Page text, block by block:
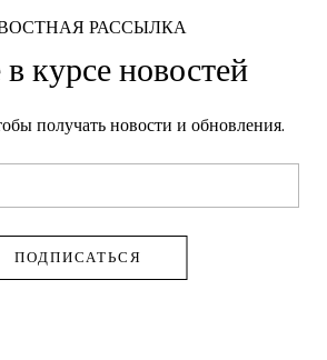
РАССЫЛКА
в курсе новостей
получать новости и обновления.